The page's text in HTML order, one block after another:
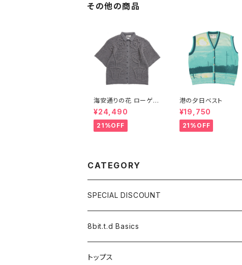
その他の商品
海安通りの花 ローゲー
ジ立体オープンシャツ-
ダークグレー
¥24,490
21%OFF
港の夕日ベスト
¥19,750
21%OFF
CATEGORY
SPECIAL DISCOUNT
8bit.t.d Basics
トップス